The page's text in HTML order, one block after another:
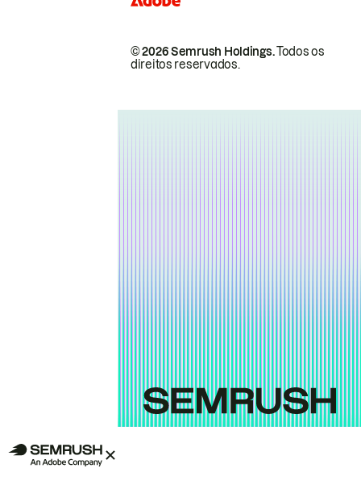
© 2026 Semrush Holdings.Todos os
direitos reservados.